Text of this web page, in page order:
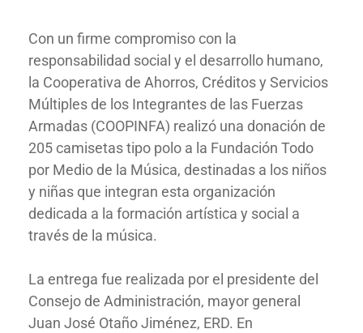
Con un firme compromiso con la
responsabilidad social y el desarrollo humano,
la Cooperativa de Ahorros, Créditos y Servicios
Múltiples de los Integrantes de las Fuerzas
Armadas (COOPINFA) realizó una donación de
205 camisetas tipo polo a la Fundación Todo
por Medio de la Música, destinadas a los niños
y niñas que integran esta organización
dedicada a la formación artística y social a
través de la música.
La entrega fue realizada por el presidente del
Consejo de Administración, mayor general
Juan José Otaño Jiménez, ERD. En